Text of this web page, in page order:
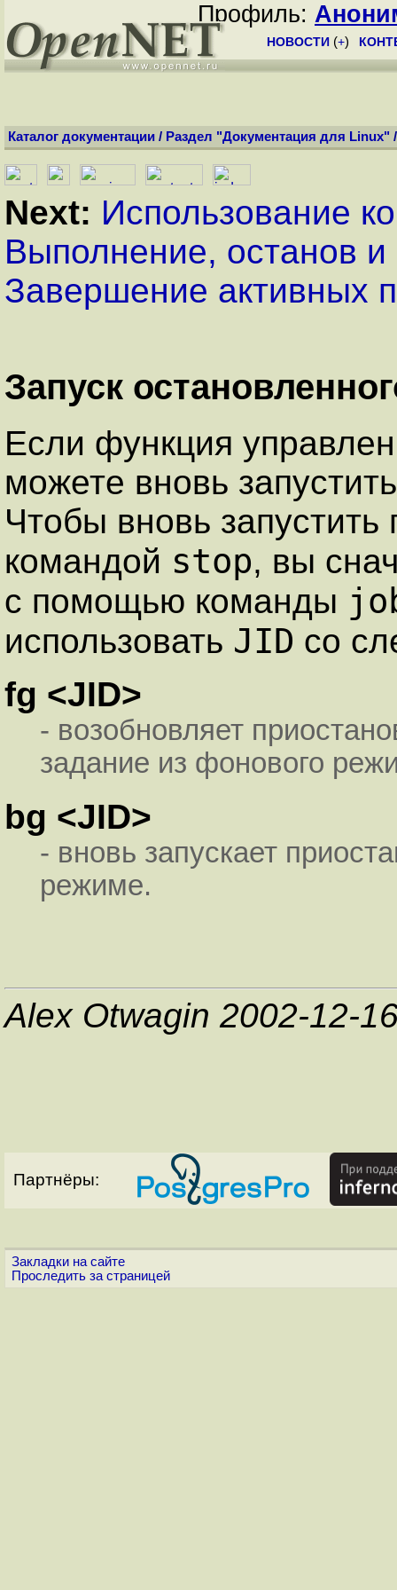
Профиль:
НОВОСТИ (+)
Каталог документации / Раздел "Документация для Linux"
Next: Использование
Выполнение, останов
Завершение активных
Запуск
Если функция
можете вновь
Чтобы вновь
командой stop, вы
с помощью команды
использовать JID со
fg <JID>
- возобновляет
задание из фонового
bg <JID>
- вновь запускает
режиме.
Alex Otwagin 2002-12-
Партнёры:
Закладки на сайте
Проследить за страницей